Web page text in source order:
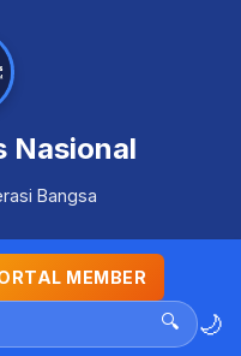
Nasional
Bangsa
MEMBER
🔍 🌙